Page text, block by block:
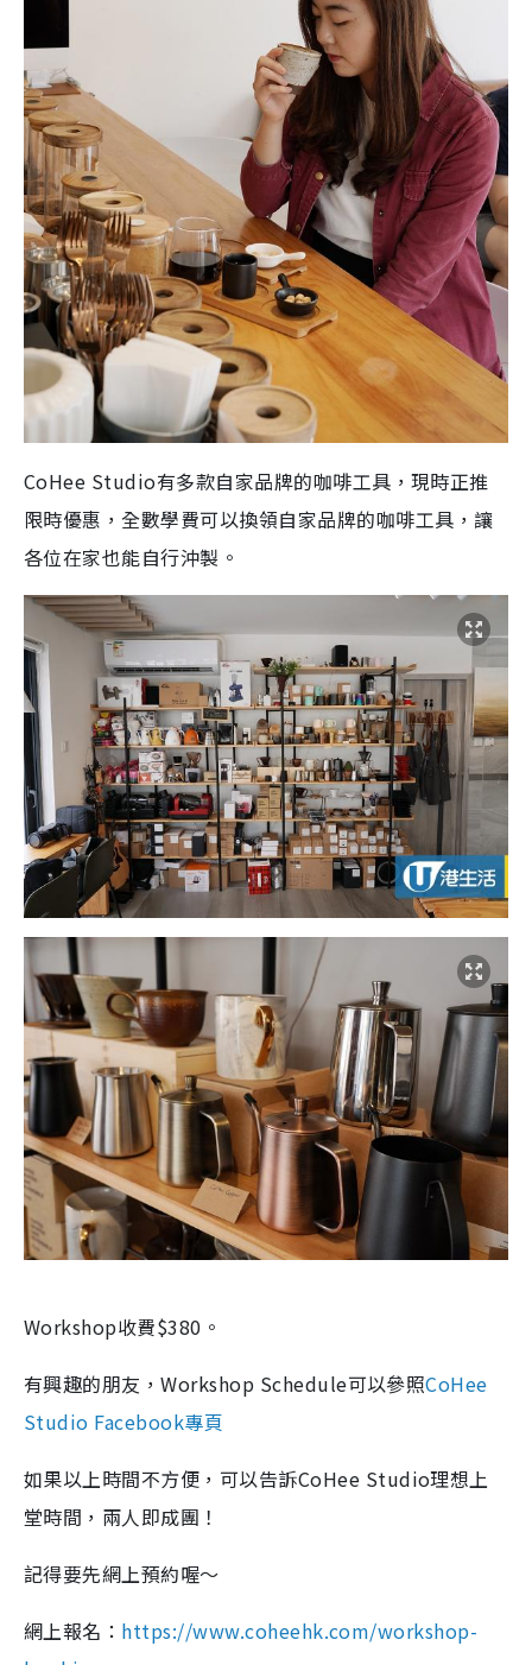
CoHee Studio有多款自家品牌的咖啡工具，現時正推
限時優惠，全數學費可以換領自家品牌的咖啡工具，讓
各位在家也能自行沖製。
Workshop收費$380。
有興趣的朋友，Workshop Schedule可以參照CoHee
Studio Facebook專頁
如果以上時間不方便，可以告訴CoHee Studio理想上
堂時間，兩人即成團！
記得要先網上預約喔～
網上報名： https://www.coheehk.com/workshop-